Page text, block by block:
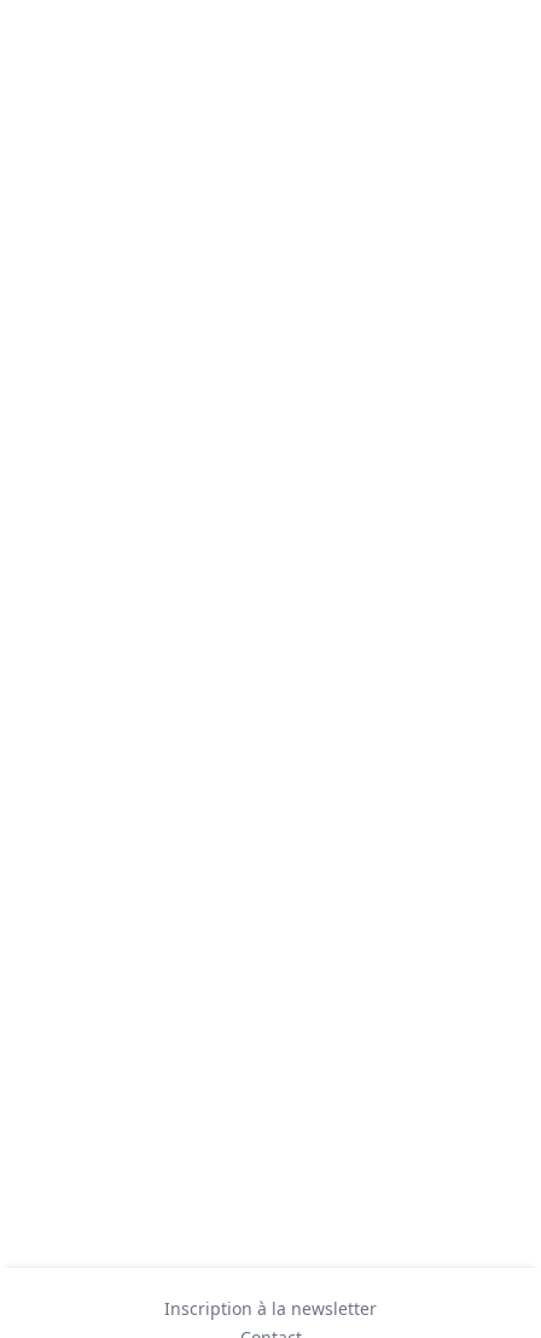
Inscription à la newsletter